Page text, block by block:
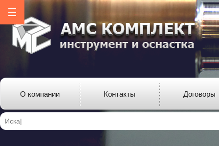
О компании Контакты Договоры